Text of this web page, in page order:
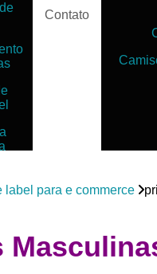
Contato
label para e commerce